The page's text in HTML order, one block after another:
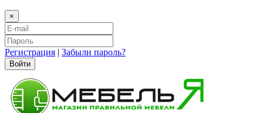
×
Регистрация | Забыли пароль?
Войти